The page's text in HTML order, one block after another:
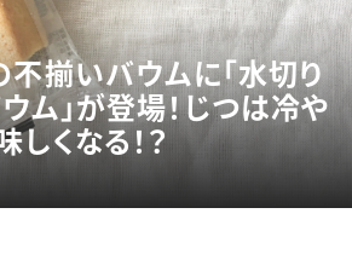
不揃いバウムに「水切り
ム」が登場！じつは冷や
しくなる！？